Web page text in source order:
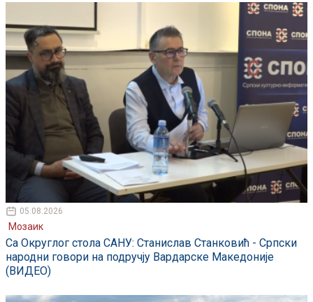
05.08.2026
Мозаик
Са Округлог стола САНУ: Станислав Станковић - Српски
народни говори на подручју Вардарске Македоније
(ВИДЕО)